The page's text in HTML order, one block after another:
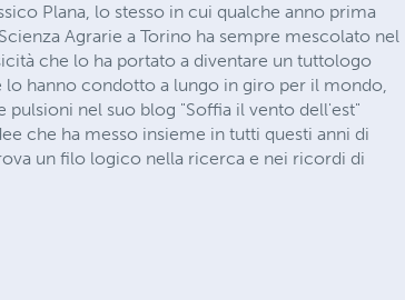
Plana, lo stesso in cui qualche anno prima
Agrarie a Torino ha sempre mescolato nel
che lo ha portato a diventare un tuttologo
lo hanno condotto a lungo in giro per il mondo,
nel suo blog "Soffia il vento dell'est"
che ha messo insieme in tutti questi anni di
un filo logico nella ricerca e nei ricordi di